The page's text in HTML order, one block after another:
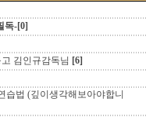
독-[0]
김인규감독님 [6]
습법 (깊이생각해보아야합니